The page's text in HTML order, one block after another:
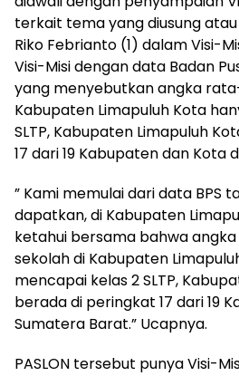
terkait tema yang diusung
Riko Febrianto (1) dalam Visi-
Visi-Misi dengan data Badan
yang menyebutkan angka
Kabupaten Limapuluh Kota
SLTP, Kabupaten Limapuluh
17 dari 19 Kabupaten dan Kota
” Kami memulai dari data BPS
dapatkan, di Kabupaten
ketahui bersama bahwa
sekolah di Kabupaten
mencapai kelas 2 SLTP,
berada di peringkat 17 dari 19
Sumatera Barat.” Ucapnya.
PASLON tersebut punya Visi-